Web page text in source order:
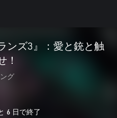
ンズ3』：愛と銃と触
！
グ
6 日で終了